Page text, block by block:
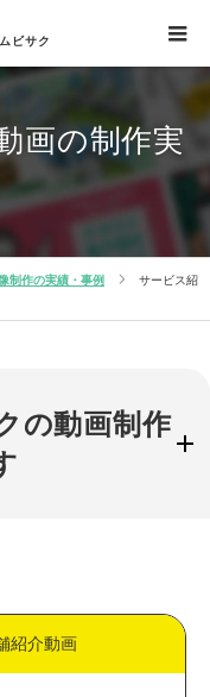
ビサク
画の制作実
制作の実績・事例
サービス紹
の動画制作
紹介動画